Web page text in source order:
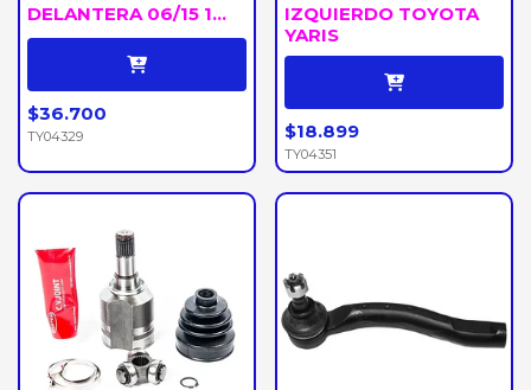
DELANTERA 06/15 1...
$36.700
TY04329
IZQUIERDO TOYOTA
YARIS
$18.899
TY04351